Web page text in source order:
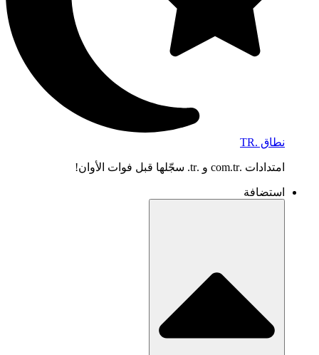
نطاق .TR
امتدادات .com.tr و .tr. سجّلها قبل فوات الأوان!
استضافة